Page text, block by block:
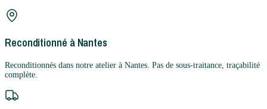
Reconditionné à Nantes
Reconditionnés dans notre atelier à Nantes. Pas de sous-traitance, traçabilité
complète.